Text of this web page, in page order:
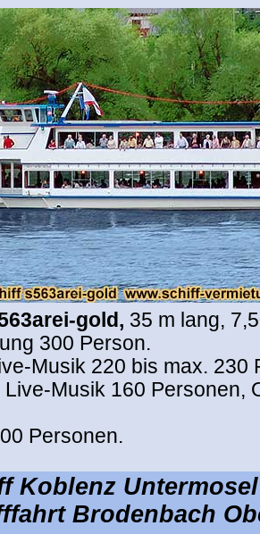
gold, 35 m lang,
300 Person.
Musik 220 bis max. 230
Musik 160 Personen,
Personen.
Koblenz
Brodenbach